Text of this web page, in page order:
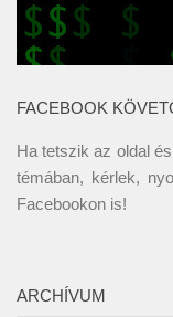
FACEBOOK
Ha tetszik az oldal
témában, kérlek,
Facebookon is!
ARCHÍVUM